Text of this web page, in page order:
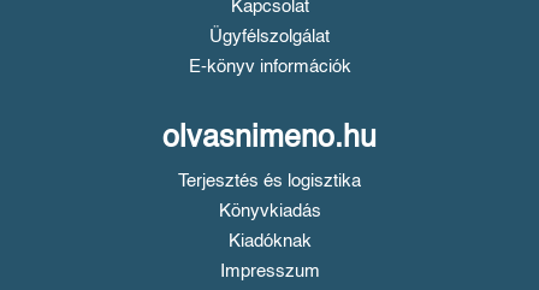
Kapcsolat
Ügyfélszolgálat
E-könyv információk
olvasnimeno.hu
Terjesztés és logisztika
Könyvkiadás
Kiadóknak
Impresszum